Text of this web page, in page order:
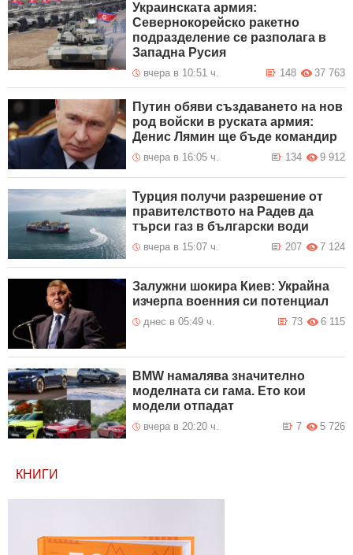
Украинската армия:
Севернокорейско ракетно
подразделение се разполага в
Западна Русия
вчера в 10:51 ч. 37 763
148
Путин обяви създаването на нов
род войски в руската армия:
Денис Лямин ще бъде командир
вчера в 16:05 ч. 9 912
134
Турция получи разрешение от
правителството на Радев да
търси газ в български води
вчера в 15:07 ч. 7 124
207
Залужни шокира Киев: Украйна
изчерпа военния си потенциал
днес в 05:49 ч. 6 115
73
BMW намалява значително
моделната си гама. Ето кои
модели отпадат
вчера в 20:20 ч. 5 726
7
КНИГИ